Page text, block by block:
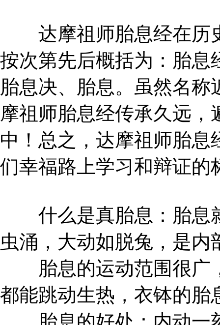
达摩祖师胎息经在历
按次第先后概括为：胎息
胎息决、胎息。虽然名
摩祖师胎息经传承久远
中！总之，达摩祖师胎
们幸福路上学习和辩证的
什么是真胎息：胎息
虫涌，大动如脱兔，是
胎息的运动范围很广
都能跳动生热，衣钵的胎